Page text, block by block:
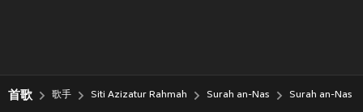
首歌 歌手 Siti Azizatur Rahmah Surah an-Nas Surah an-Nas